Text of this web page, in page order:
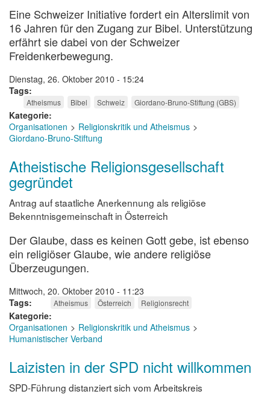
Eine Schweizer Initiative fordert ein Alterslimit von
16 Jahren für den Zugang zur Bibel. Unterstützung
erfährt sie dabei von der Schweizer
Freidenkerbewegung.
Dienstag, 26. Oktober 2010 - 15:24
Tags
Atheismus Bibel Schweiz Giordano-Bruno-Stiftung (GBS)
Kategorie
Organisationen
Religionskritik und Atheismus
Giordano-Bruno-Stiftung
Atheistische Religionsgesellschaft
gegründet
Antrag auf staatliche Anerkennung als religiöse
Bekenntnisgemeinschaft in Österreich
Der Glaube, dass es keinen Gott gebe, ist ebenso
ein religiöser Glaube, wie andere religiöse
Überzeugungen.
Mittwoch, 20. Oktober 2010 - 11:23
Tags
Atheismus Österreich Religionsrecht
Kategorie
Organisationen
Religionskritik und Atheismus
Humanistischer Verband
Laizisten in der SPD nicht willkommen
SPD-Führung distanziert sich vom Arbeitskreis